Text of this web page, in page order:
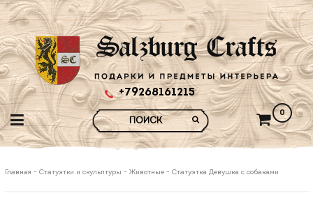
+79268161215
0
Главная - Статуэтки и скульптуры - Животные - Статуэтка Девушка с собаками